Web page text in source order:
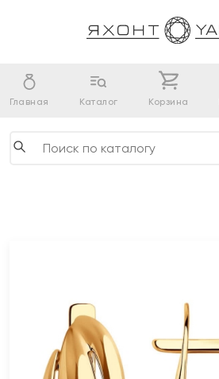
Главная Каталог Корзина